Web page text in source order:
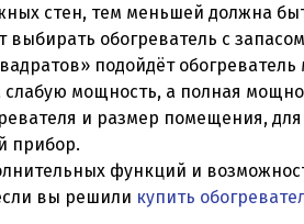
стен, тем меньшей должна
выбирать обогреватель с
подойдёт
мощность, а полная
и размер помещения,
прибор.
функций и
вы решили купить